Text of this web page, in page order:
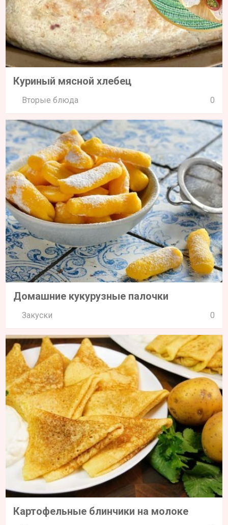
Куриный мясной хлебец
Вторые блюда 0
Домашние кукурузные палочки
Закуски 0
Картофельные блинчики на молоке